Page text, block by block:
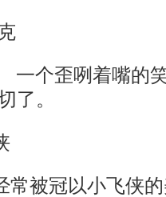
个歪咧着嘴的笑
了。
被冠以小飞侠的